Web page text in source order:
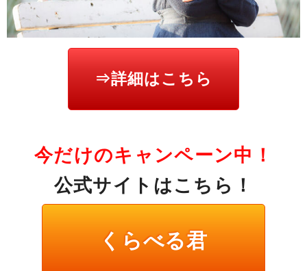
⇒詳細はこちら
今だけのキャンペーン中！
公式サイトはこちら！
くらべる君